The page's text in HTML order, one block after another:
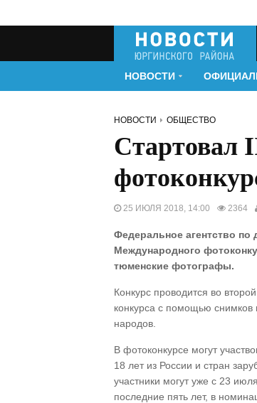
НОВОСТИ
НОВОСТИ ОБЩЕСТВО
Стартовал
25 ИЮЛЯ 2018, 14:00 2364
Федеральное агентство по
Международного
тюменские фотографы.
Конкурс проводится во
конкурса с помощью снимков
народов.
В фотоконкурсе могут
18 лет из России и стран
участники могут уже с 23
последние пять лет, в